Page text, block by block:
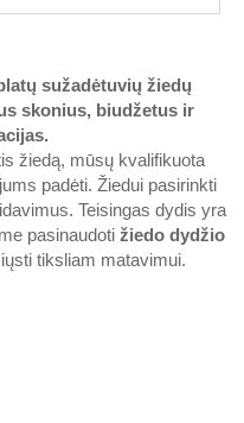
sužadėtuvių žiedų
skonius, biudžetus ir
žiedą, mūsų kvalifikuota
padėti. Žiedui pasirinkti
Teisingas dydis yra
pasinaudoti žiedo dydžio
tiksliam matavimui.